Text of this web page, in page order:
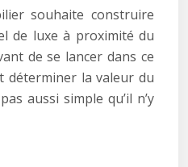
souhaite construire
de luxe à proximité du
de se lancer dans ce
déterminer la valeur du
aussi simple qu’il n’y